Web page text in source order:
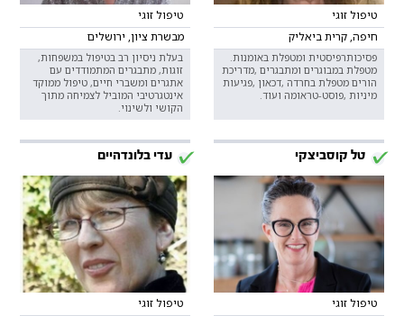
טיפול זוגי
חיפה, קרית ביאליק
פסיכותרפיסטית ומטפלת באומנות.
מטפלת במבוגרים ומתבגרים ,מדריכת
הורים מטפלת בחרדה ,דכאון ,פגיעות
מיניות ,פוסט-טראומה ועוד.
טיפול זוגי
מבשרת ציון, ירושלים
בעלת ניסיון רב בטיפול במשפחות,
זוגות, מתבגרים המתמודדים עם
אתגרים ומשברי חיים, טיפול ממוקד
אינטגרטיבי המוביל לצמיחה מתוך
הקושי ולשינוי.
טל קוסביצקי
טיפול זוגי
עדי בלונדהיים
טיפול זוגי